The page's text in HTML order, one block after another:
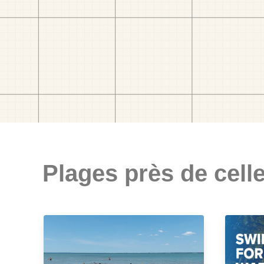
Plages près de